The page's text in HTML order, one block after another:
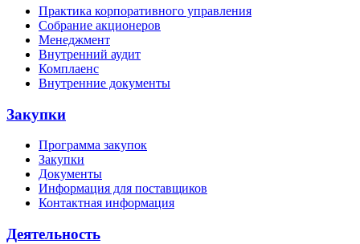
Практика корпоративного управления
Собрание акционеров
Менеджмент
Внутренний аудит
Комплаенс
Внутренние документы
Закупки
Программа закупок
Закупки
Документы
Информация для поставщиков
Контактная информация
Деятельность